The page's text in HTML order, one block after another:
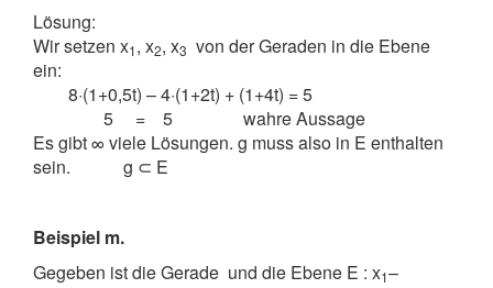
Lösung:
Wir setzen x1, x2, x3 von der Geraden in die Ebene
ein:
8·(1+0,5t) – 4·(1+2t) + (1+4t) = 5
5 = 5 wahre Aussage
Es gibt ∞ viele Lösungen. g muss also in E enthalten
sein. g ⊂ E
Beispiel m.
Gegeben ist die Gerade und die Ebene E : x1–